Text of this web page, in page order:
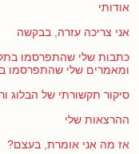
אודותי
אני צריכה עזרה, בבקשה
כתבות שלי שהתפרסמו
ומאמרים שלי שהתפרסמו
סיקור תקשורתי של הבלוג
ההרצאות שלי
אז מה אני אומרת, בעצם?